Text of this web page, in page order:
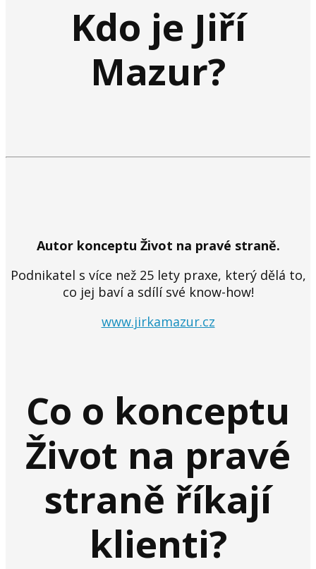
Kdo je Jiří
Mazur?
Autor konceptu Život na pravé straně.
Podnikatel s více než 25 lety praxe, který dělá to,
co jej baví a sdílí své know-how!
www.jirkamazur.cz
Co o konceptu
Život na pravé
straně říkají
klienti?